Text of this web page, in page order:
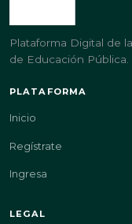
Plataforma Digital de
de Educación Pública.
PLATAFORMA
Inicio
Regístrate
Ingresa
LEGAL